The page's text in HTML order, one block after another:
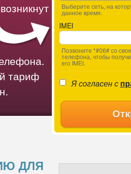
Выберите сеть, на
данное время.
IMEI
Позвоните *#06# со
телефона, чтобы
его IMEI.
Я согласен с
тариф
ДЛЯ